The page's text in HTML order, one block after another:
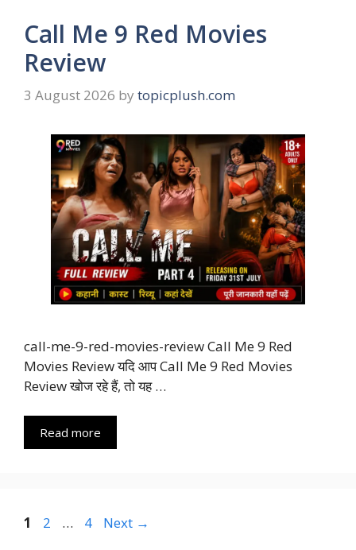
Call Me 9 Red Movies
Review
3 August 2026 by topicplush.com
call-me-9-red-movies-review Call Me 9 Red
Movies Review यदि आप Call Me 9 Red Movies
Review खोज रहे हैं, तो यह …
Read more
Page
1 Page
2 … Page
4 Next →